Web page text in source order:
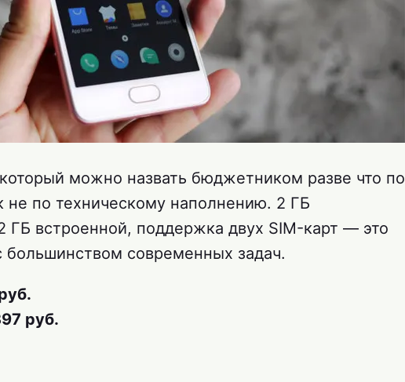
можно назвать бюджетником разве что по
не по техническому наполнению. 2 ГБ
ГБ встроенной, поддержка двух SIM-карт — это
большинством современных задач.
руб.